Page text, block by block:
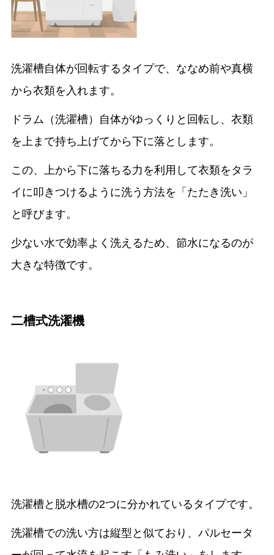
洗濯槽自体が回転するタイプで、ななめ前や真横
から衣類を入れます。
ドラム（洗濯槽）自体がゆっくりと回転し、衣類
を上まで持ち上げてから下に落とします。
この、上から下に落ちる力を利用して衣類をタラ
イに叩きつけるように洗う方法を「たたき洗い」
と呼びます。
少ない水で効率よく洗えるため、節水になるのが
大きな特徴です。
二槽式洗濯機
洗濯槽と脱水槽の2つに分かれているタイプです。
洗濯槽での洗い方は縦型と似ており、パルセータ